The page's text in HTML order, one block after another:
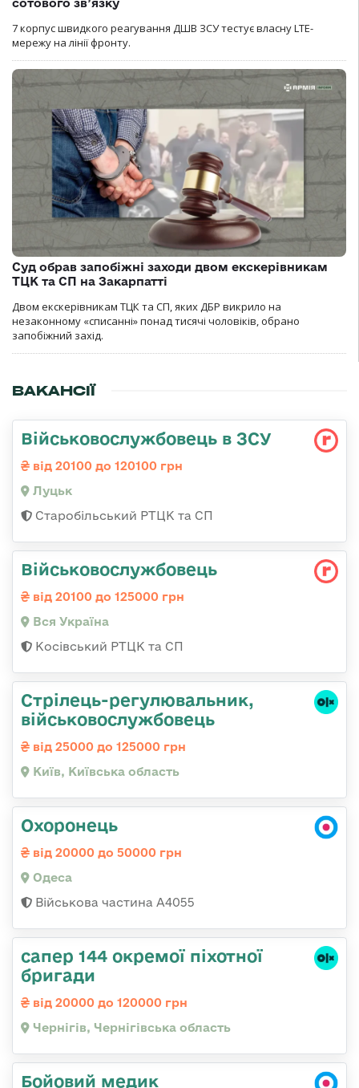
7 корпус швидкого реагування ДШВ ЗСУ тестує власну LTE-
мережу на лінії фронту.
Суд обрав запобіжні заходи двом екскерівникам
ТЦК та СП на Закарпатті
Двом екскерівникам ТЦК та СП, яких ДБР викрило на
незаконному «списанні» понад тисячі чоловіків, обрано
запобіжний захід.
ВАКАНСІЇ
Військовослужбовець в ЗСУ
від 20100 до 120100 грн
Луцьк
Старобільський РТЦК та СП
Військовослужбовець
від 20100 до 125000 грн
Вся Україна
Косівський РТЦК та СП
Стpілець-регулювальник,
військовослужбовець
від 25000 до 125000 грн
Київ, Київська область
Охоронець
від 20000 до 50000 грн
Одеса
Військова частина А4055
сапер 144 окремої піхотної
бригади
від 20000 до 120000 грн
Чернігів, Чернігівська область
Бойовий медик